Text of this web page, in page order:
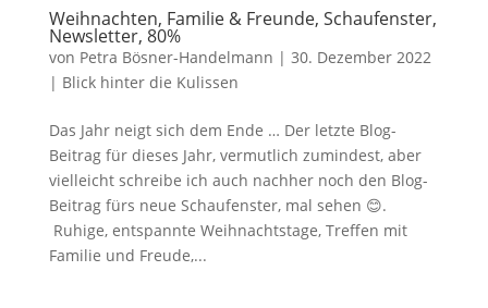
Weihnachten, Familie & Freunde, Schaufenster,
Newsletter, 80%
von Petra Bösner-Handelmann | 30. Dezember 2022
| Blick hinter die Kulissen
Das Jahr neigt sich dem Ende … Der letzte Blog-
Beitrag für dieses Jahr, vermutlich zumindest, aber
vielleicht schreibe ich auch nachher noch den Blog-
Beitrag fürs neue Schaufenster, mal sehen 😊.
Ruhige, entspannte Weihnachtstage, Treffen mit
Familie und Freude,...